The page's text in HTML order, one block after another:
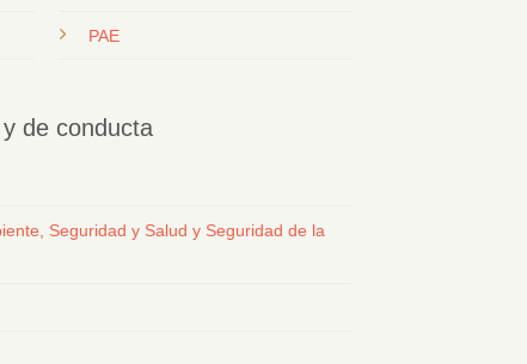
PAE
de conducta
Seguridad y Salud y Seguridad de la